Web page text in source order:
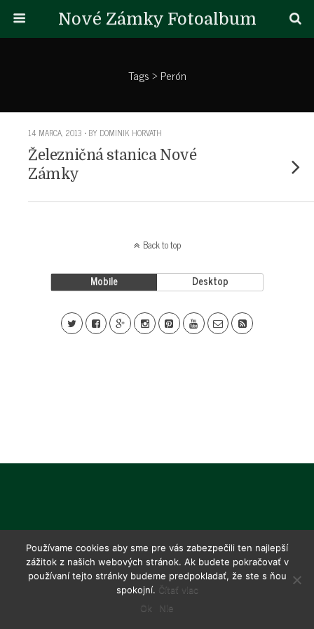
Nové Zámky Fotoalbum
Tags › Perón
14 MARCA, 2013 • BY DOMINIK HORVATH
Železničná stanica Nové
Zámky
Back to top
Mobile Desktop
Používame cookies aby sme pre vás zabezpečili ten najlepší
zážitok z našich webových stránok. Ak budete pokračovať v
používaní tejto stránky budeme predpokladať, že ste s ňou
spokojní. Čítať viac
Ok
Nie